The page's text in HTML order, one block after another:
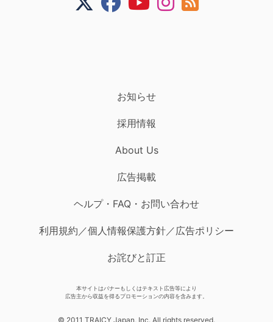
お知らせ
採用情報
About Us
広告掲載
ヘルプ・FAQ・お問い合わせ
利用規約／個人情報保護方針／広告ポリシー
お詫びと訂正
本サイトはバナーもしくはテキスト広告等により
広告主から収益を得るプロモーションの内容を含みます。
© 2011 TRAICY Japan, Inc. All rights reserved.